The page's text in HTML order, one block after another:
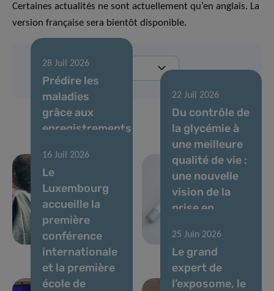
Certaines actualités ne sont actuellement qu’en anglais. La
version française sera bientôt disponible.
28 Juil 2026
Prédire les
maladies
grâce aux
enregistrements
: des experts
établissent
des normes
pour les
biomarqueurs
vocaux
22 Juil 2026
Du contrôle de
la glycémie à
une meilleure
qualité de vie :
une nouvelle
vision de la
prise en
diabète
16 Juil 2026
Le
Luxembourg
accueille la
première
conférence
internationale
et la première
école de
25 Juin 2026
Le grand
expert de
l’exposome, le